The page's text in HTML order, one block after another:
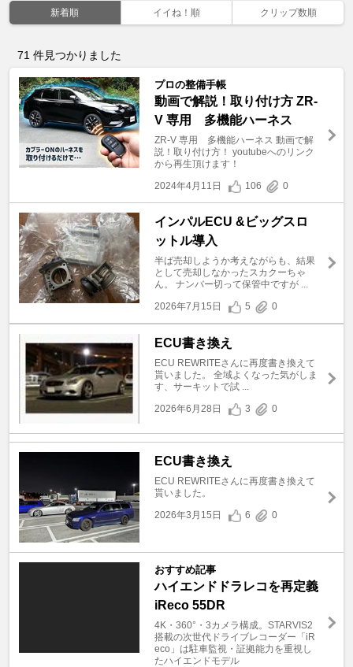
新着順 イイね！順 クリップ数順
71 件見つかりました
プロの整備手帳
動画で解説！取り付け方 ZR-
V 専用 多機能ハーネス
ZR-V 専用 多機能ハーネス 動画で解
説！取り付け方！ youtubeへのリンク
から再生頂けます！
2024年4月11日
106 0
インパルECU &ビッグスロ
ットル導入
半ば売却しようか考えながらも、結果
として売却しなかったスカクーちゃ
ん。 ナンバー切って保管中ですが ...
2026年7月15日
5 0
ECU書き換え
ECU REWRITEさんに再度書き換えて
貰いました。 全域よくなった気がしま
す、サーキットで試 ...
2026年6月28日
3 0
ECU書き換え
ECU REWRITEさんに再度書き換えて
貰いました。
2026年3月15日
6 0
おすすめ記事
ハイエンドドラレコを再定義
iReco 55DR
4K・360°・3カメラ構成。STARVIS2
搭載の次世代ドライブレコーダー「iR
eco」は駐車監視・証拠能力を重視し
たハイエンドモデル